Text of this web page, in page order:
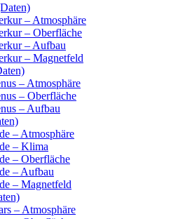
– Atmosphäre
– Oberfläche
– Aufbau
– Magnetfeld
– Atmosphäre
– Oberfläche
– Aufbau
– Atmosphäre
– Klima
– Oberfläche
– Aufbau
– Magnetfeld
– Atmosphäre